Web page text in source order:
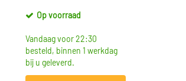
Op voorraad
Vandaag voor 22:30
besteld, binnen 1 werkdag
bij u geleverd.